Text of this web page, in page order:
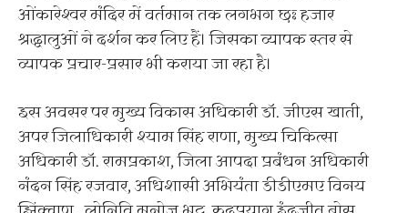
ओंकारेश्वर मंदिर में वर्तमान तक लगभग छः हजार
श्रद्धालुओं ने दर्शन कर लिए हैं। जिसका व्यापक स्तर से
व्यापक प्रचार-प्रसार भी कराया जा रहा है।
इस अवसर पर मुख्य विकास अधिकारी डॉ. जीएस खाती,
अपर जिलाधिकारी श्याम सिंह राणा, मुख्य चिकित्सा
अधिकारी डॉ. रामप्रकाश, जिला आपदा प्रबंधन अधिकारी
नंदन सिंह रजवार, अधिशासी अभियंता डीडीएमए विनय